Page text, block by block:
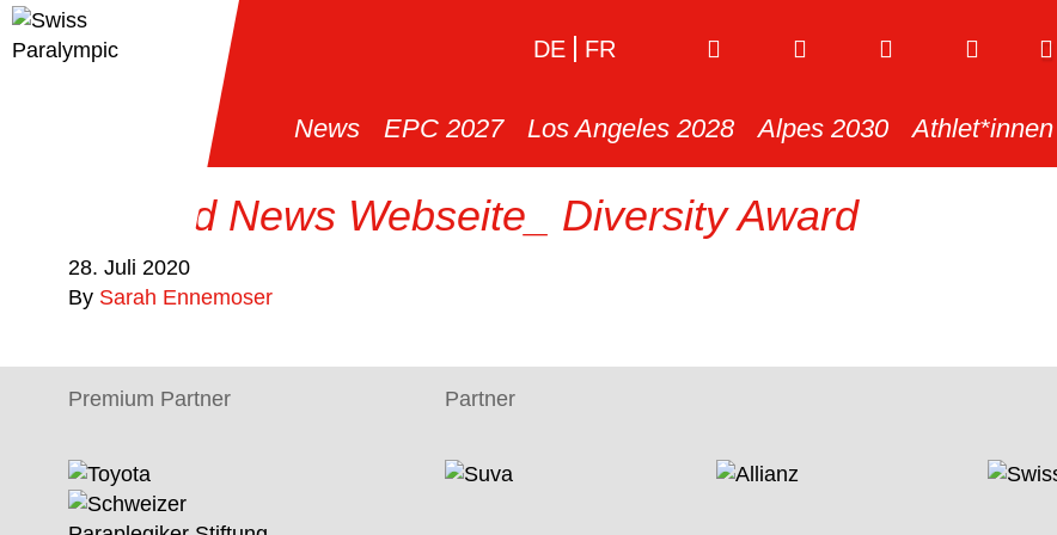
DE FR
News EPC 2027 Los Angeles 2028 Alpes 2030 Athlet*innen
Titelbild News Webseite_ Diversity Award
28. Juli 2020
By Sarah Ennemoser
Premium Partner Partner